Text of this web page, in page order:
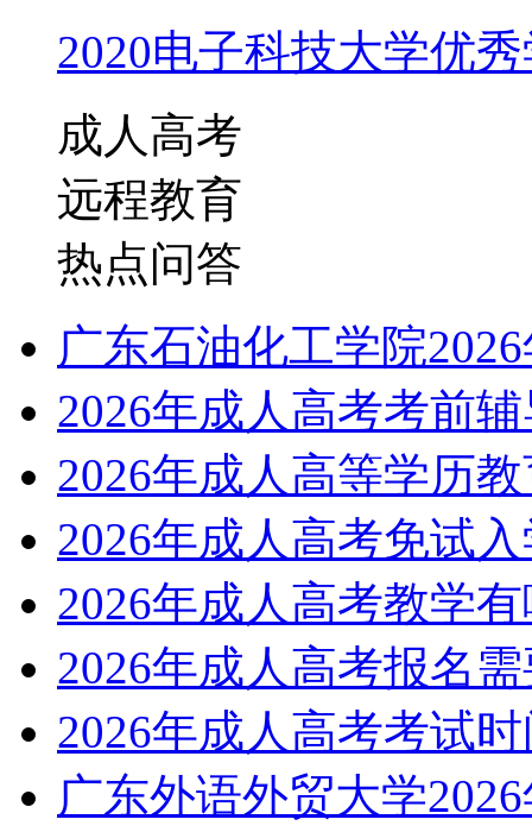
2020电子科技大学优
成人高考
远程教育
热点问答
广东石油化工学院
2026年成人高考考前
2026年成人高等学历
2026年成人高考免试
2026年成人高考教学
2026年成人高考报名
2026年成人高考考试
广东外语外贸大学